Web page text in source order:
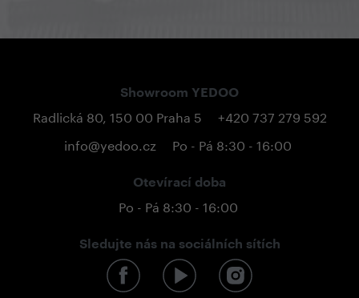
Showroom YEDOO
Radlická 80, 150 00 Praha 5
+420 737 279 592
info@yedoo.cz
Po - Pá 8:30 - 16:00
Otevírací doba
Po - Pá 8:30 - 16:00
Sledujte nás na sociálních sítích